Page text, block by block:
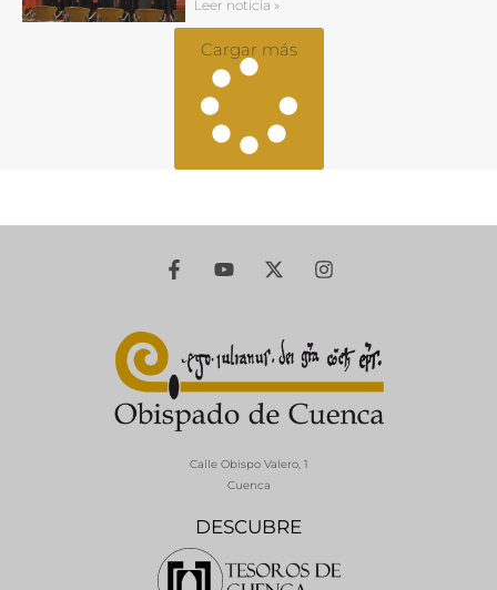
Leer noticia »
Cargar más
DESCUBRE
Calle Obispo Valero, 1
Cuenca